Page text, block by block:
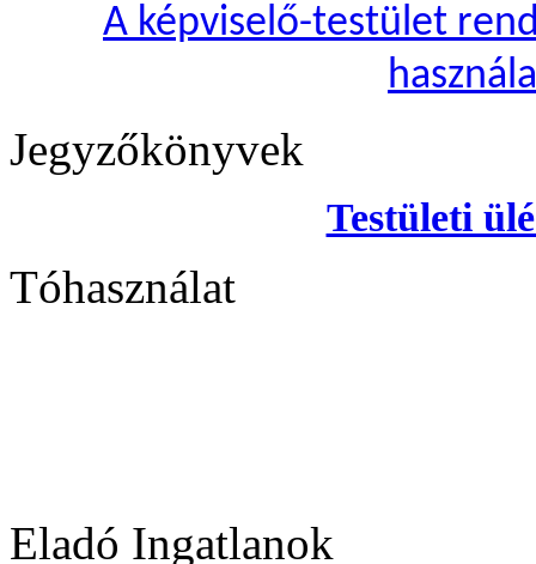
A képviselő-testület
Jegyzőkönyvek
Testületi
Tóhasználat
Eladó Ingatlanok